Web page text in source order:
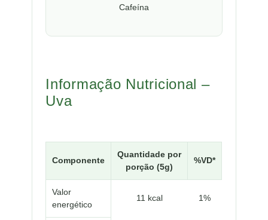
Cafeína
Informação Nutricional –
Uva
Componente
Quantidade por
porção (5g)
%VD*
Valor
energético
11 kcal 1%